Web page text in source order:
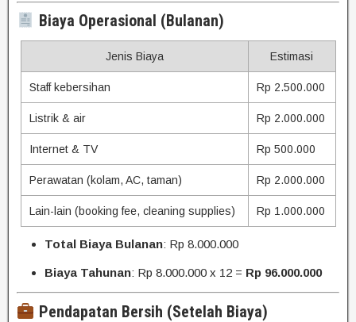
Biaya Operasional (Bulanan)
Jenis Biaya Estimasi
Staff kebersihan Rp 2.500.000
Listrik & air Rp 2.000.000
Internet & TV Rp 500.000
Perawatan (kolam, AC, taman) Rp 2.000.000
Lain-lain (booking fee, cleaning supplies) Rp 1.000.000
Total Biaya Bulanan: Rp 8.000.000
Biaya Tahunan: Rp 8.000.000 x 12 = Rp 96.000.000
Pendapatan Bersih (Setelah Biaya)